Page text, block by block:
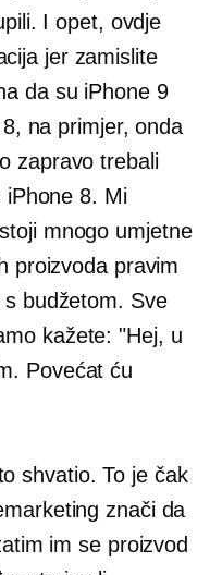
I opet, ovdje
jer zamislite
da su iPhone 9
na primjer, onda
zapravo trebali
iPhone 8. Mi
mnogo umjetne
proizvoda pravim
budžetom. Sve
kažete: "Hej, u
Povećat ću
shvatio. To je čak
znači da
im se proizvod